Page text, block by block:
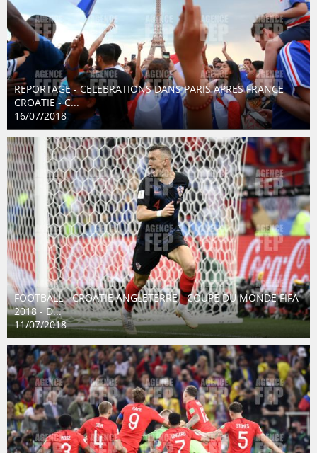
REPORTAGE - CELEBRATIONS DANS PARIS APRES FRANCE
CROATIE - C...
16/07/2018
FOOTBALL - CROATIE ANGLETERRE - COUPE DU MONDE FIFA
2018 - D...
11/07/2018